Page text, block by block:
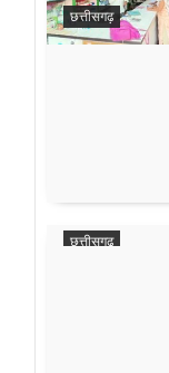
छत्तीसगढ़
छत्तीसगढ़